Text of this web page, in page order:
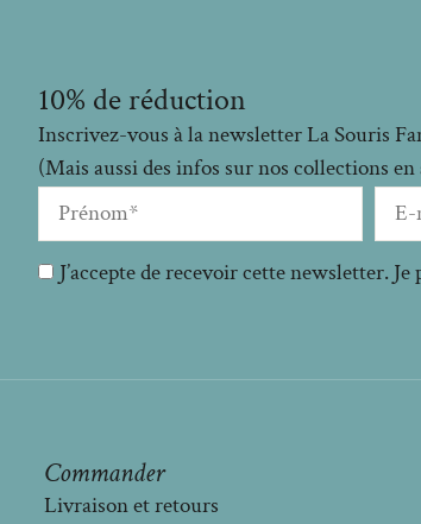
10% de réduction
Inscrivez-vous à la newsletter La Souris
(Mais aussi des infos sur nos collections
J’accepte de recevoir cette newsletter.
Commander
Livraison et retours